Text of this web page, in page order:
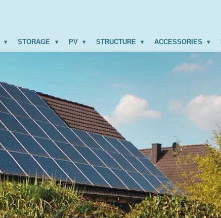
STORAGE PV STRUCTURE ACCESSORIES